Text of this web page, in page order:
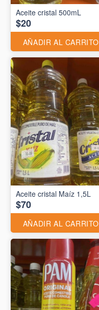
Aceite cristal 500mL
$20
AÑADIR AL CARRITO
Aceite cristal Maíz 1,5L
$70
AÑADIR AL CARRITO